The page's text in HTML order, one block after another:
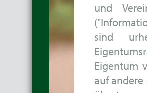
und
sind
Eigentum
auf